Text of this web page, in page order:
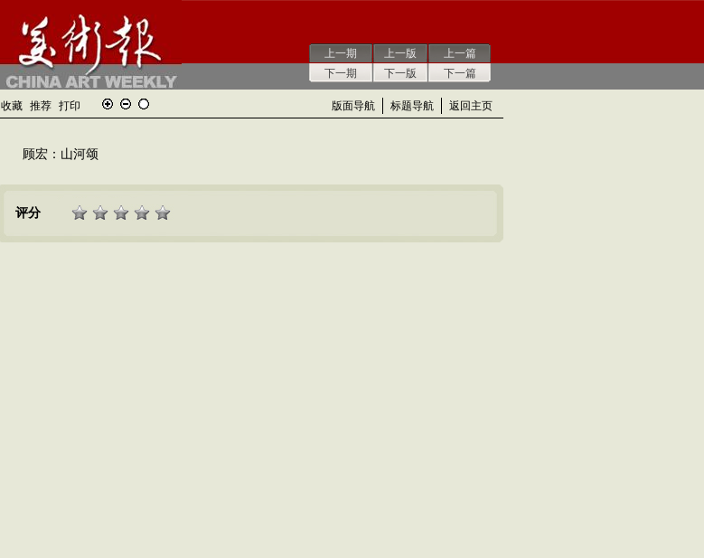
上一期
下一期
上一版
下一版
上一篇
下一篇
收藏 推荐 打印 版面导航 标题导航 返回主页
顾宏：山河颂
评分